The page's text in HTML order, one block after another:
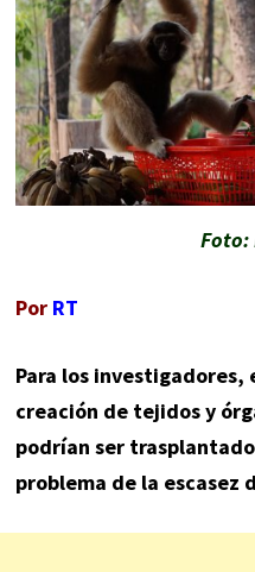
Foto:
Por RT
Para los investigadores,
creación de tejidos y
podrían ser
problema de la escasez